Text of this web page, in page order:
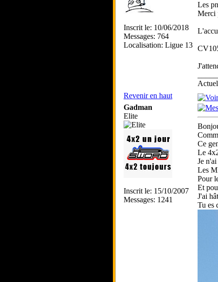
Inscrit le: 10/06/2018
Messages: 764
Localisation: Ligue 13
Les
Merci
Revenir en haut
Gadman
Elite
Inscrit le: 15/10/2007
Messages: 1241
Ce
Le
Je
Les
Pour
Et
J'ai
Tu es